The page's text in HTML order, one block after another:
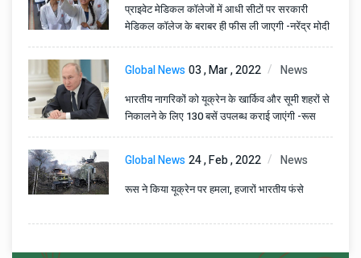
प्राइवेट मेडिकल कॉलेजों में आधी सीटों पर सरकारी
मेडिकल कॉलेज के बराबर ही फीस ली जाएगी -नरेंद्र मोदी
Global News03 , Mar , 2022 News
भारतीय नागरिकों को यूक्रेन के खार्किव और सूमी शहरों से
निकालने के लिए 130 बसें उपलब्ध कराई जाएंगी -रूस
Global News24 , Feb , 2022 News
रूस ने किया यूक्रेन पर हमला, हजारों भारतीय फंसे